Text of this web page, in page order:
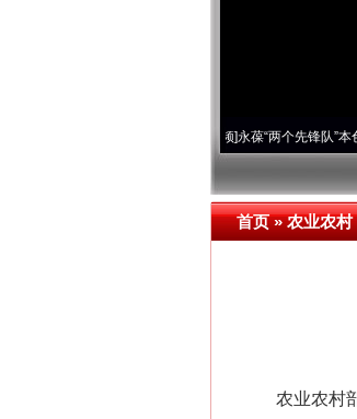
永葆“两个先锋队”本色·[视频]
首页»农业农村
农业农村部